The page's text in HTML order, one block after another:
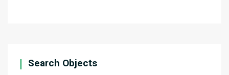
Search Objects